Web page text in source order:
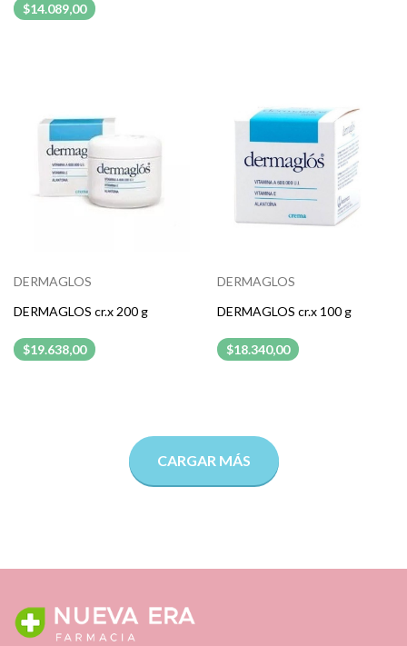
$14.089,00
DERMAGLOS
DERMAGLOS cr.x 200 g
$19.638,00
DERMAGLOS
DERMAGLOS cr.x 100 g
$18.340,00
CARGAR MÁS